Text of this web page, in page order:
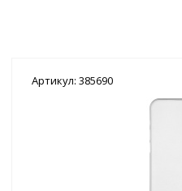
Артикул: 385690